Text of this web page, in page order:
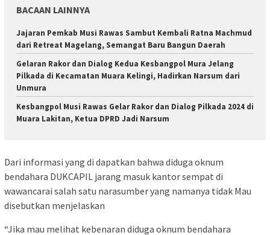
BACAAN LAINNYA
Jajaran Pemkab Musi Rawas Sambut Kembali Ratna Machmud
dari Retreat Magelang, Semangat Baru Bangun Daerah
Gelaran Rakor dan Dialog Kedua Kesbangpol Mura Jelang
Pilkada di Kecamatan Muara Kelingi, Hadirkan Narsum dari
Unmura
Kesbangpol Musi Rawas Gelar Rakor dan Dialog Pilkada 2024 di
Muara Lakitan, Ketua DPRD Jadi Narsum
Dari informasi yang di dapatkan bahwa diduga oknum
bendahara DUKCAPIL jarang masuk kantor sempat di
wawancarai salah satu narasumber yang namanya tidak Mau
disebutkan menjelaskan
“Jika mau melihat kebenaran diduga oknum bendahara